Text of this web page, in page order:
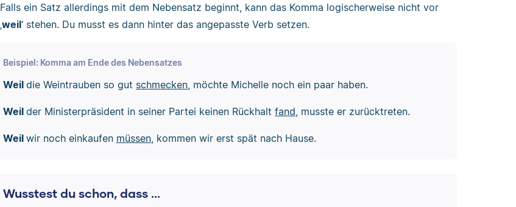
Falls ein Satz allerdings mit dem Nebensatz beginnt, kann das Komma logischerweise nicht vor
weil‘ stehen. Du musst es dann hinter das angepasste Verb setzen.
Beispiel: Komma am Ende des Nebensatzes
Weil die Weintrauben so gut schmecken, möchte Michelle noch ein paar haben.
Weil der Ministerpräsident in seiner Partei keinen Rückhalt fand, musste er zurücktreten.
Weil wir noch einkaufen müssen, kommen wir erst spät nach Hause.
Wusstest du schon, dass ...